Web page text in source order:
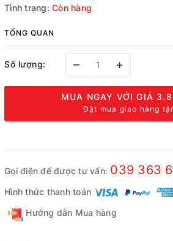
Tình trạng: Còn hàng
TỔNG QUAN
Số lượng: – +
MUA NGAY VỚI GIÁ
Đặt mua giao hàng
Gọi điện để được tư vấn: 039 363
Hình thức thanh toán
Hướng dẫn Mua hàng